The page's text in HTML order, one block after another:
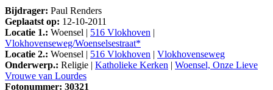
Bijdrager: Paul Renders
Geplaatst op: 12-10-2011
Locatie 1.: Woensel | 516 Vlokhoven |
Vlokhovenseweg/Woenselsestraat*
Locatie 2.: Woensel | 516 Vlokhoven | Vlokhovenseweg
Onderwerp.: Religie | Katholieke Kerken | Woensel, Onze Lieve
Vrouwe van Lourdes
Fotonummer: 30321